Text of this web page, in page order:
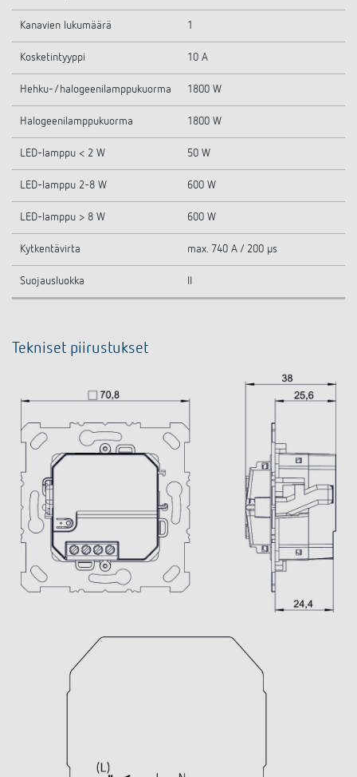
Kanavien lukumäärä 1
Kosketintyyppi 10 A
Hehku-/halogeenilamppukuorma 1800 W
Halogeenilamppukuorma 1800 W
LED-lamppu < 2 W 50 W
LED-lamppu 2-8 W 600 W
LED-lamppu > 8 W 600 W
Kytkentävirta max. 740 A / 200 µs
Suojausluokka
Tekniset piirustukset